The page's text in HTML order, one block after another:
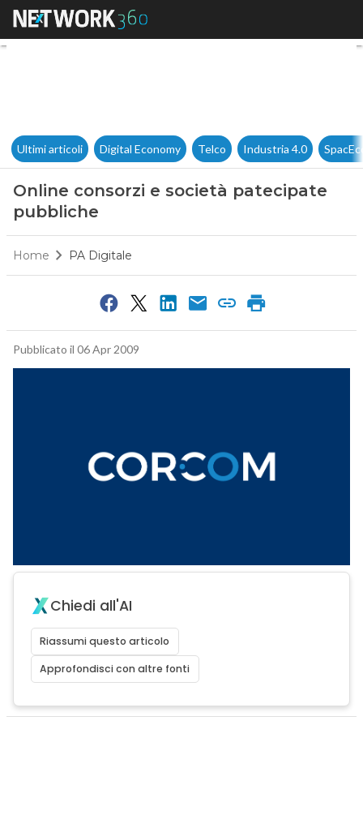
Online consorzi e società
Ultimi articoli Digital Economy Telco Industria 4.0
Online consorzi e società patecipate
pubbliche
Home PA Digitale
Pubblicato il 06 Apr 2009
Chiedi all'AI
Riassumi questo articolo
Approfondisci con altre fonti